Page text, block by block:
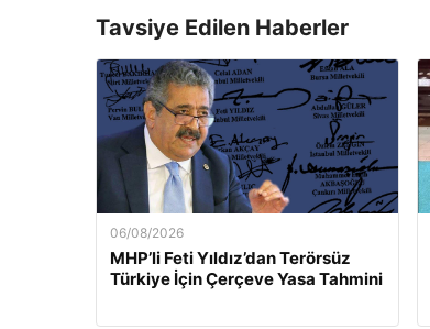
Tavsiye Edilen Haberler
06/08/2026
MHP’li Feti Yıldız’dan Terörsüz
Türkiye İçin Çerçeve Yasa Tahmini